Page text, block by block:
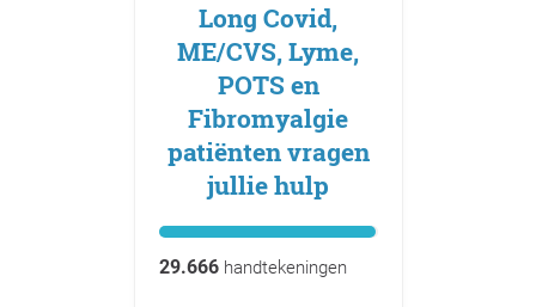
Long Covid,
ME/CVS, Lyme,
POTS en
Fibromyalgie
patiënten vragen
jullie hulp
29.666handtekeningen